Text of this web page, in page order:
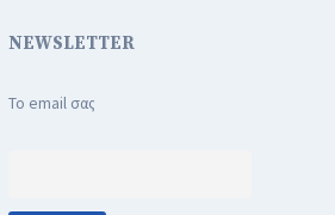
NEWSLETTER
Το email σας